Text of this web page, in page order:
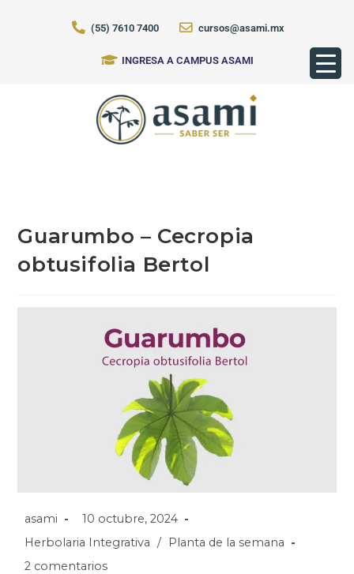
(55) 7610 7400 cursos@asami.mx
INGRESA A CAMPUS ASAMI
Guarumbo – Cecropia
obtusifolia Bertol
asami
10 octubre, 2024
Herbolaria Integrativa / Planta de la semana
2 comentarios